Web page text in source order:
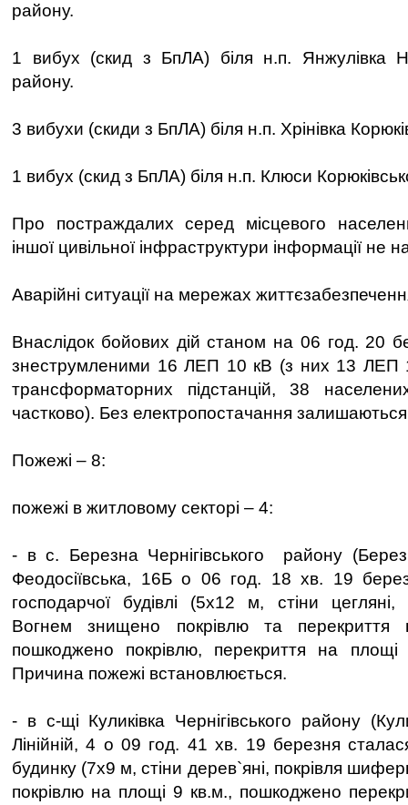
району.
1 вибух (скид з БпЛА) біля н.п. Янжулівка
району.
3 вибухи (скиди з БпЛА) біля н.п. Хрінівка
1 вибух (скид з БпЛА) біля н.п. Клюси
Про постраждалих серед місцевого
іншої цивільної інфраструктури інформації не
Аварійні ситуації на мережах
Внаслідок бойових дій станом на 06 год. 20
знеструмленими 16 ЛЕП 10 кВ (з них 13 ЛЕП
трансформаторних підстанцій, 38
частково). Без електропостачання
Пожежі – 8:
пожежі в житловому секторі – 4:
- в с. Березна Чернігівського району
Феодосіївська, 16Б о 06 год. 18 хв. 19
господарчої будівлі (5х12 м, стіни цегляні,
Вогнем знищено покрівлю та
пошкоджено покрівлю, перекриття на
Причина пожежі встановлюється.
- в с-щі Куликівка Чернігівського району
Лінійній, 4 о 09 год. 41 хв. 19 березня
будинку (7х9 м, стіни дерев`яні, покрівля
покрівлю на площі 9 кв.м., пошкоджено